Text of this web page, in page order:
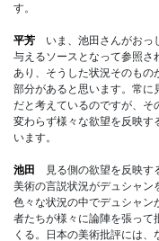
す。
平芳 いま、池田さんがおっ
与えるソースとなって参照さ
あり、そうした状況そのもの
部分があると思います。常に
だと考えているのですが、そ
変わらず様々な欲望を反映す
います。
池田 見る側の欲望を反映す
美術の言説状況がデュシャン
色々な状況の中でデュシャン
者たちが様々に論陣を張って
くる。日本の美術批評には